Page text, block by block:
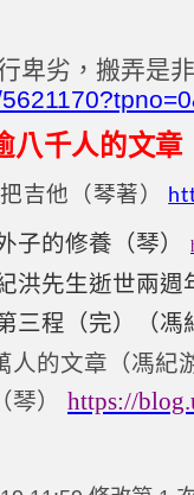
卑劣，搬弄是
八千人的文章
吉他（琴著）
子的修養（琴）
洪先生逝世兩
三程（完）（
人的文章（馮紀
琴） https://